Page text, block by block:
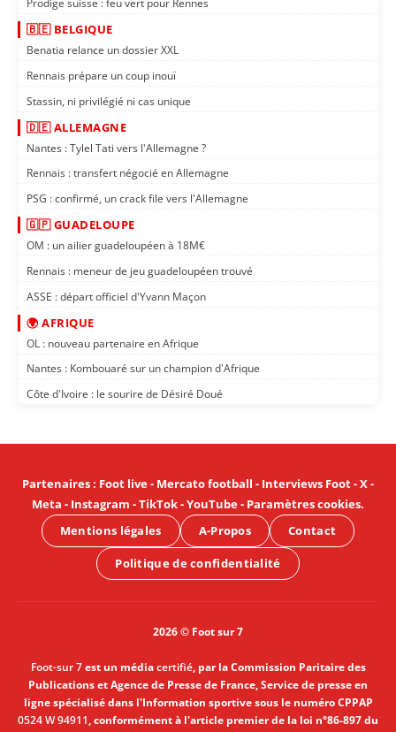
Prodige suisse : feu vert pour Rennes
🇧🇪 BELGIQUE
Benatia relance un dossier XXL
Rennais prépare un coup inouï
Stassin, ni privilégié ni cas unique
🇩🇪 ALLEMAGNE
Nantes : Tylel Tati vers l'Allemagne ?
Rennais : transfert négocié en Allemagne
PSG : confirmé, un crack file vers l'Allemagne
🇬🇵 GUADELOUPE
OM : un ailier guadeloupéen à 18M€
Rennais : meneur de jeu guadeloupéen trouvé
ASSE : départ officiel d'Yvann Maçon
🌍 AFRIQUE
OL : nouveau partenaire en Afrique
Nantes : Kombouaré sur un champion d'Afrique
Côte d'Ivoire : le sourire de Désiré Doué
Partenaires: Foot live- Mercato football - Interviews Foot-X-
Meta - Instagram -TikTok-YouTube- Paramètres cookies.
Mentions légales
A-Propos Contact
Politique de confidentialité
2026 © Foot sur 7
Foot-sur 7est un médiacertifié, par la Commission Paritaire des
Publications et Agence de Presse de France, Service de presse en
ligne spécialisé dans l'Information sportive sous le numéro CPPAP
0524 W 94911, conformément à l'article premier de la loi n°86-897 du